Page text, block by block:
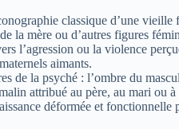
classique d’une
la mère ou d’autres figures
l’agression ou la violence
aimants.
de la psyché : l’ombre du
attribué au père, au mari ou
déformée et